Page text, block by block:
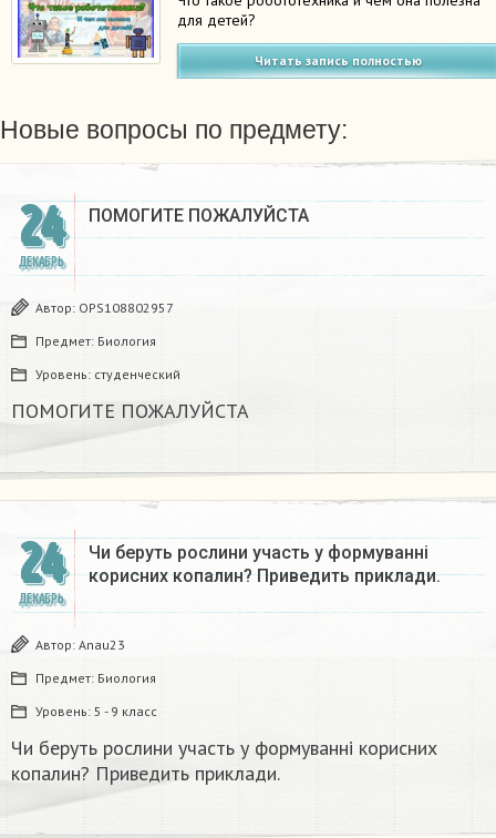
для детей?
Читать запись полностью
Новые вопросы по предмету:
24
ДЕКАБРЬ
ПОМОГИТЕ ПОЖАЛУЙСТА ​
Автор: OPS108802957
Предмет: Биология
Уровень: студенческий
ПОМОГИТЕ ПОЖАЛУЙСТА ​
24
ДЕКАБРЬ
Чи беруть рослини участь у формуванні
корисних копалин? Приведить приклади.
Автор: Anau23
Предмет: Биология
Уровень: 5 - 9 класс
Чи беруть рослини участь у формуванні корисних
копалин? Приведить приклади.